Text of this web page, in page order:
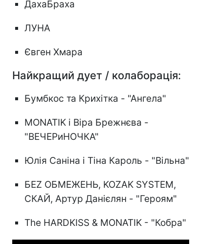
ДахаБраха
ЛУНА
Євген Хмара
Найкращий дует / колаборація:
Бумбкос та Крихітка - "Ангела"
MONATIK і Віра Брежнєва -
"ВЕЧЕРиНОЧКА"
Юлія Саніна і Тіна Кароль - "Вільна"
БЕZ ОБМЕЖЕНЬ, KOZAK SYSTEM,
СКАЙ, Артур Данієлян - "Героям"
The HARDKISS & MONATIK - "Кобра"